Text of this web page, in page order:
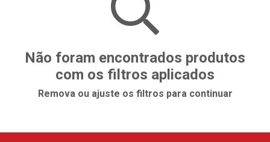
Não foram encontrados produtos
com os filtros aplicados
Remova ou ajuste os filtros para continuar